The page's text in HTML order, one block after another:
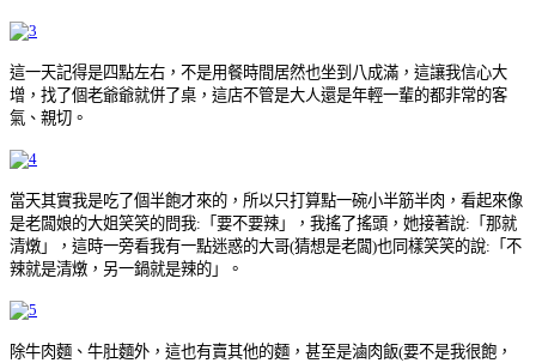
這一天記得是四點左右，不是用餐時間居然也坐到八成滿，這讓我信心大
增，找了個老爺爺就併了桌，這店不管是大人還是年輕一輩的都非常的客
氣、親切。
當天其實我是吃了個半飽才來的，所以只打算點一碗小半筋半肉，看起來像
是老闆娘的大姐笑笑的問我:「要不要辣」，我搖了搖頭，她接著說:「那就
清燉」，這時一旁看我有一點迷惑的大哥(猜想是老闆)也同樣笑笑的說:「不
辣就是清燉，另一鍋就是辣的」。
除牛肉麵、牛肚麵外，這也有賣其他的麵，甚至是滷肉飯(要不是我很飽，